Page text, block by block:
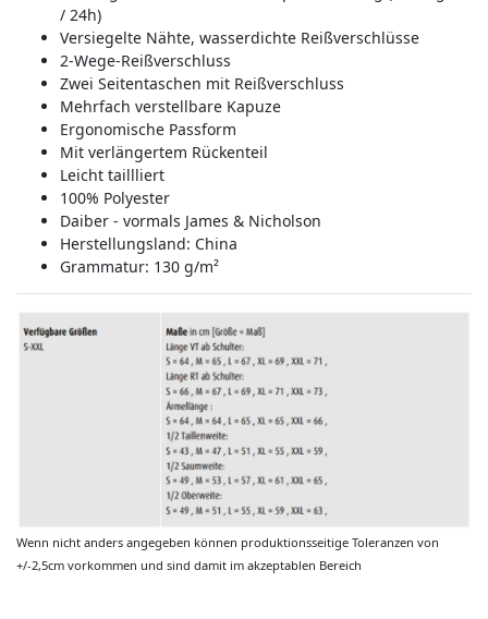
/ 24h)
Versiegelte Nähte, wasserdichte Reißverschlüsse
2-Wege-Reißverschluss
Zwei Seitentaschen mit Reißverschluss
Mehrfach verstellbare Kapuze
Ergonomische Passform
Mit verlängertem Rückenteil
Leicht taillliert
100% Polyester
Daiber - vormals James & Nicholson
Herstellungsland: China
Grammatur: 130 g/m²
Wenn nicht anders angegeben können produktionsseitige Toleranzen von
+/-2,5cm vorkommen und sind damit im akzeptablen Bereich